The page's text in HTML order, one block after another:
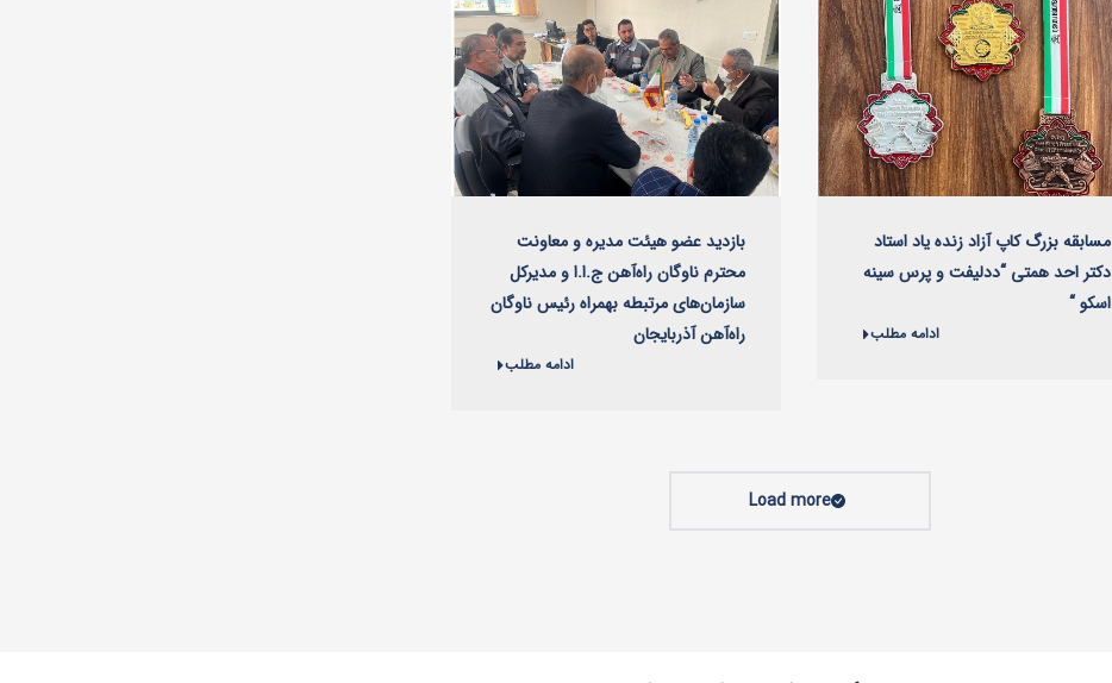
مسابقه بزرگ کاپ آزاد زنده یاد استاد
دکتر احد همتی “ددلیفت و پرس سینه
اسکو “
ادامه مطلب
بازدید عضو هیئت مدیره و معاونت
محترم ناوگان راه‌آهن ج.ا.ا و مدیر‌کل
سازمان‌های مرتبطه بهمراه رئیس ناوگان
راه‌آهن آذربایجان
ادامه مطلب
Load more